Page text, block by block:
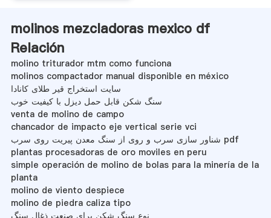
molinos mezcladoras mexico df
Relación
molino triturador mtm como funciona
molinos compactador manual disponible en méxico
سایت استخراج قیر طلای کانادا
سنگ شکن قابل حمل دیزل با کیفیت خوب
venta de molino de campo
chancador de impacto eje vertical serie vci
شناور سازی سرب و روی از سنگ معدن پیریت روی سرب pdf
plantas procesadoras de oro moviles en peru
simple operación de molino de bolas para la minería de la
planta
molino de viento despiece
molino de piedra caliza tipo
نوع سنگ شکن برای صنعت ذغال سنگ